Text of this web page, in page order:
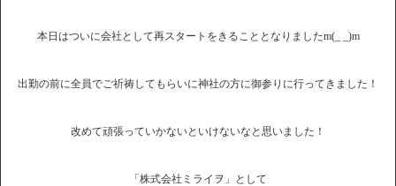
本日はついに会社として再スタートをきることとなりましたm(_ _)m
出勤の前に全員でご祈祷してもらいに神社の方に御参りに行ってきました！
改めて頑張っていかないといけないなと思いました！
「株式会社ミライヲ」として